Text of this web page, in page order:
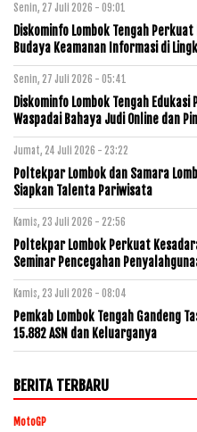
Senin, 27 Juli 2026 - 09:01
Diskominfo Lombok Tengah
Budaya Keamanan Informasi di
Senin, 27 Juli 2026 - 05:41
Diskominfo Lombok Tengah
Waspadai Bahaya Judi Online dan
Jumat, 24 Juli 2026 - 23:22
Poltekpar Lombok dan Samara
Siapkan Talenta Pariwisata
Kamis, 23 Juli 2026 - 22:56
Poltekpar Lombok Perkuat
Seminar Pencegahan
Kamis, 23 Juli 2026 - 08:04
Pemkab Lombok Tengah Gandeng
15.882 ASN dan Keluarganya
BERITA TERBARU
MotoGP